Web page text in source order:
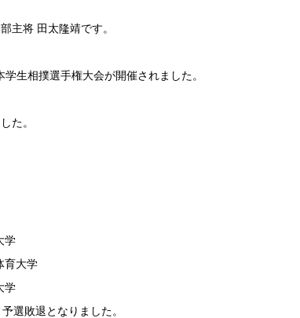
主将 田太隆靖です。
生相撲選手権大会が開催されました。
た。
学
大学
学
選敗退となりました。